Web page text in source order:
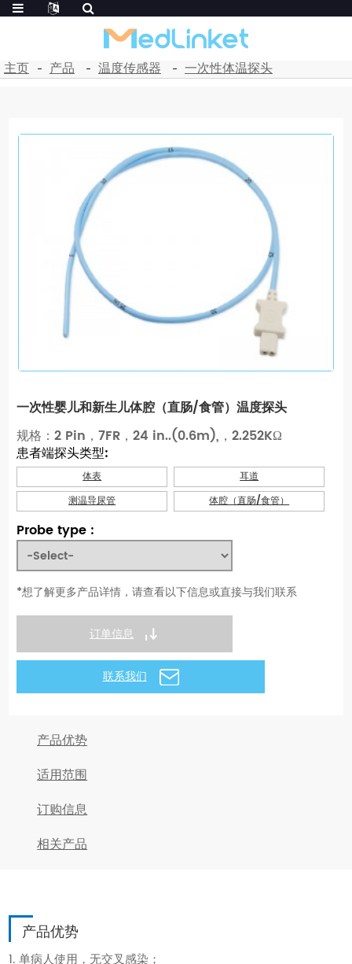
主页 产品 温度传感器 一次性体温探头
一次性婴儿和新生儿体腔（直肠/食管）温度探头
规格：2 Pin，7FR，24 in..(0.6m),，2.252KΩ
患者端探头类型:
体表
耳道
测温导尿管
体腔（直肠/食管）
Probe type :
*想了解更多产品详情，请查看以下信息或直接与我们联系
订单信息
联系我们
产品优势
适用范围
订购信息
相关产品
产品优势
1. 单病人使用，无交叉感染；